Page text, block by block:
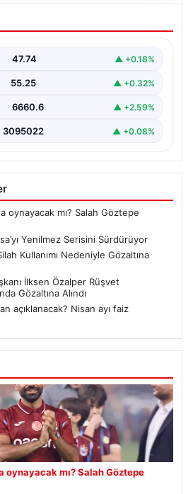
Fransa’yı Yenilmez
maçlarında gösterdiği üstün
47.74 ▲ +0.18%
55.25 ▲ +0.32%
6660.6 ▲ +2.59%
3095022 ▲ +0.08%
oynayacak mı? Salah Göztepe
Yenilmez Serisini Sürdürüyor
Kullanımı Nedeniyle Gözaltına
İlksen Özalper Rüşvet
Gözaltına Alındı
açıklanacak? Nisan ayı faiz
oynayacak mı? Salah Göztepe